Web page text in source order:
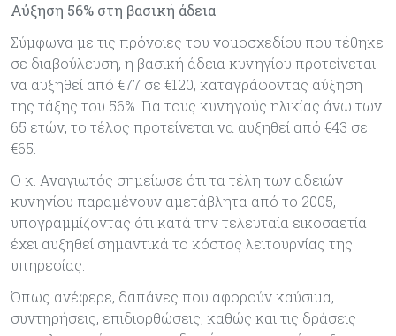
Αύξηση 56% στη βασική άδεια
Σύμφωνα με τις πρόνοιες του νομοσχεδίου που τέθηκε
σε διαβούλευση, η βασική άδεια κυνηγίου προτείνεται
να αυξηθεί από €77 σε €120, καταγράφοντας αύξηση
της τάξης του 56%. Για τους κυνηγούς ηλικίας άνω των
65 ετών, το τέλος προτείνεται να αυξηθεί από €43 σε
€65.
Ο κ. Αναγιωτός σημείωσε ότι τα τέλη των αδειών
κυνηγίου παραμένουν αμετάβλητα από το 2005,
υπογραμμίζοντας ότι κατά την τελευταία εικοσαετία
έχει αυξηθεί σημαντικά το κόστος λειτουργίας της
υπηρεσίας.
Όπως ανέφερε, δαπάνες που αφορούν καύσιμα,
συντηρήσεις, επιδιορθώσεις, καθώς και τις δράσεις